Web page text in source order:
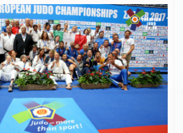
Lotta
La disciplina
News
Gare e Risultati
Attività Didattica
Albi Federali
Karate
La disciplina
News
Gare e Risultati
Attività Didattica